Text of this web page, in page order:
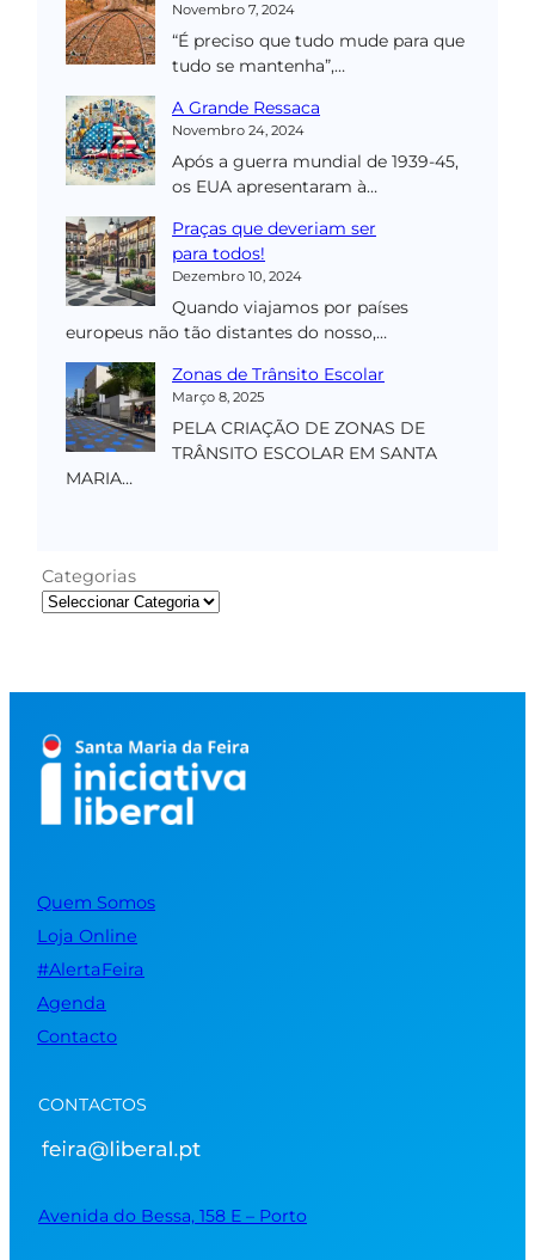
Novembro 7, 2024
“É preciso que tudo mude para que
tudo se mantenha”,…
A Grande Ressaca
Novembro 24, 2024
Após a guerra mundial de 1939-45,
os EUA apresentaram à…
Praças que deveriam ser
para todos!
Dezembro 10, 2024
Quando viajamos por países
europeus não tão distantes do nosso,…
Zonas de Trânsito Escolar
Março 8, 2025
PELA CRIAÇÃO DE ZONAS DE
TRÂNSITO ESCOLAR EM SANTA
MARIA…
Categorias
Quem Somos
Loja Online
#AlertaFeira
Agenda
Contacto
CONTACTOS
Avenida do Bessa, 158 E – Porto